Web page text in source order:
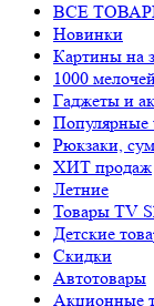
ВСЕ
Новинки
Картины на
1000
Гаджеты и
Популярные
Рюкзаки,
ХИТ продаж
Летние
Товары TV
Детские
Cкидки
Автотовары
Акционные